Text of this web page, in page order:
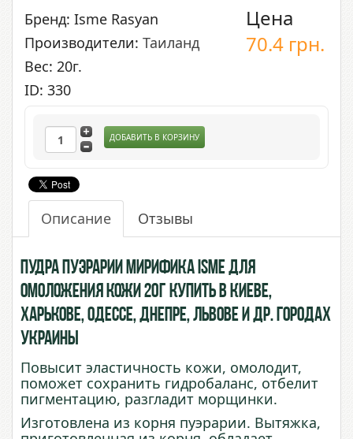
Бренд: Isme Rasyan
Производители: Таиланд
Вес: 20г.
ID: 330
Цена
70.4 грн.
ДОБАВИТЬ В КОРЗИНУ
Описание Отзывы
Пудра Пуэрарии Мирифика ISME для
омоложения кожи 20г купить в Киеве,
Харькове, Одессе, Днепре, Львове и др. городах
Украины
Повысит эластичность кожи, омолодит,
поможет сохранить гидробаланс, отбелит
пигментацию, разгладит морщинки.
Изготовлена из корня пуэрарии. Вытяжка,